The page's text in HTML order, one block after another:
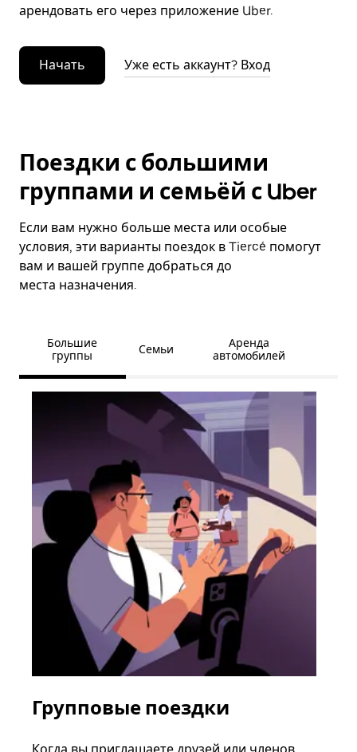
арендовать его через приложение Uber.
Начать Уже есть аккаунт? Вход
Поездки с большими
группами и семьёй с Uber
Если вам нужно больше места или особые
условия, эти варианты поездок в Tiercé помогут
вам и вашей группе добраться до
места назначения.
Большие
группы
Семьи
Аренда
автомобилей
Групповые поездки